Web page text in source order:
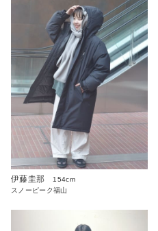
伊藤圭那
154cm
スノーピーク福山